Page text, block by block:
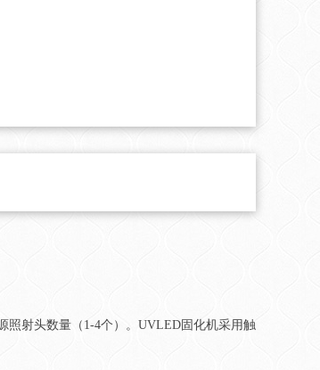
射头数量（1-4个）。UVLED固化机采用触